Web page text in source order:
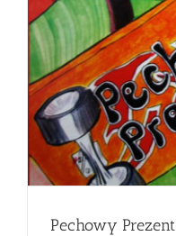
Pechowy Prezent